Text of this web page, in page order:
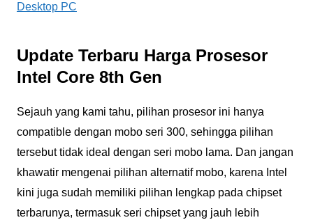
Desktop PC
Update Terbaru Harga Prosesor
Intel Core 8th Gen
Sejauh yang kami tahu, pilihan prosesor ini hanya
compatible dengan mobo seri 300, sehingga pilihan
tersebut tidak ideal dengan seri mobo lama. Dan jangan
khawatir mengenai pilihan alternatif mobo, karena Intel
kini juga sudah memiliki pilihan lengkap pada chipset
terbarunya, termasuk seri chipset yang jauh lebih